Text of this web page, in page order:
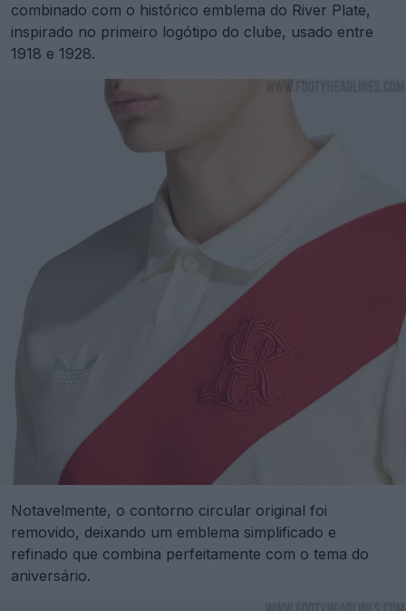
combinado com o histórico emblema do River Plate,
inspirado no primeiro logótipo do clube, usado entre
1918 e 1928.
Notavelmente, o contorno circular original foi
removido, deixando um emblema simplificado e
refinado que combina perfeitamente com o tema do
aniversário.